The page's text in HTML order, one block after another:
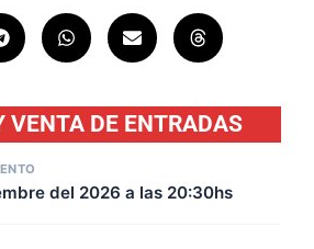
VENTA DE ENTRADAS
del 2026 a las 20:30hs